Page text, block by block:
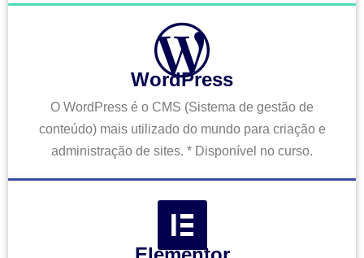
WordPress
O WordPress é o CMS (Sistema de gestão de
conteúdo) mais utilizado do mundo para criação e
administração de sites. * Disponível no curso.